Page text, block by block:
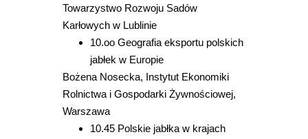
Towarzystwo Rozwoju Sadów
Karłowych w Lublinie
10.oo Geografia eksportu polskich
jabłek w Europie
Bożena Nosecka, Instytut Ekonomiki
Rolnictwa i Gospodarki Żywnościowej,
Warszawa
10.45 Polskie jabłka w krajach